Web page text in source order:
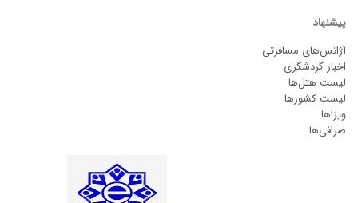
پیشنهاد
آژانس‌های مسافرتی
اخبار گردشگری
لیست هتل‌ها
لیست کشورها
ویزاها
صرافی‌ها